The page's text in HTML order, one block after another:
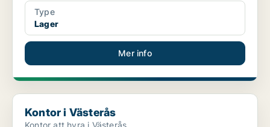
Type
Lager
Mer info
Kontor i Västerås
Kontor i Västerås